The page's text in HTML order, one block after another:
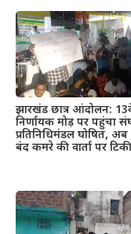
झारखंड छात्र आंदोलन:
निर्णायक मोड़ पर पहुंचा
प्रतिनिधिमंडल घोषित,
बंद कमरे की वार्ता पर